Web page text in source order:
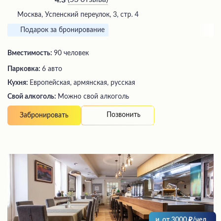
Москва, Успенский переулок, 3, стр. 4
Подарок за бронирование
Вместимость: 90 человек
Парковка: 6 авто
Кухня: Европейская, армянская, русская
Свой алкоголь: Можно свой алкоголь
Забронировать Позвонить